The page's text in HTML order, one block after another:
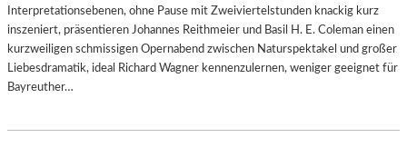
Interpretationsebenen, ohne Pause mit Zweiviertelstunden knackig kurz
inszeniert, präsentieren Johannes Reithmeier und Basil H. E. Coleman einen
kurzweiligen schmissigen Opernabend zwischen Naturspektakel und großer
Liebesdramatik, ideal Richard Wagner kennenzulernen, weniger geeignet für
Bayreuther…